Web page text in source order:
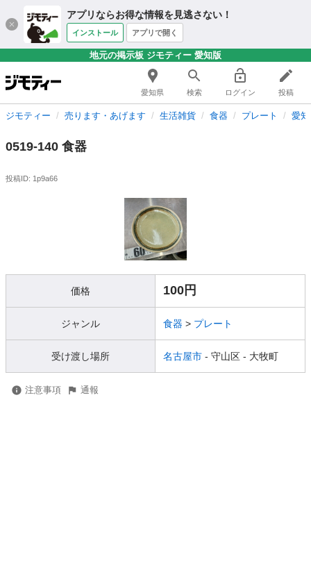
アプリならお得な情報を見逃さない！
インストール アプリで開く
地元の掲示板 ジモティー 愛知版
愛知県 検索 ログイン 投稿
ジモティー 売ります・あげます 生活雑貨 食器 プレート 愛
0519-140 食器
投稿ID: 1p9a66
価格 100円
ジャンル 食器 > プレート
受け渡し場所 名古屋市 - 守山区 - 大牧町
注意事項 通報